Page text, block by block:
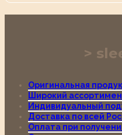
Оригинальная
Широкий
Индивидуальный
Доставка по всей
Оплата при